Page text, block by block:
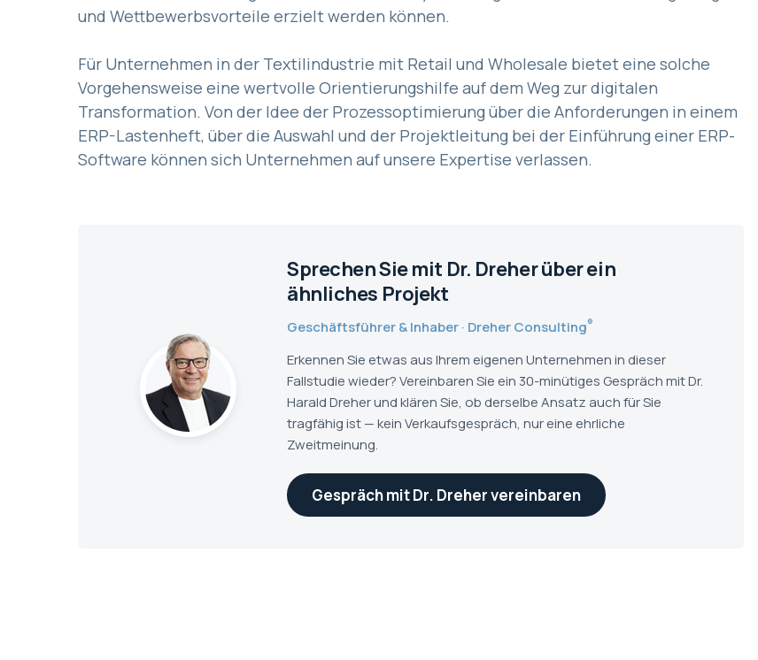
und Wettbewerbsvorteile erzielt werden können.
Für Unternehmen in der Textilindustrie mit Retail und Wholesale bietet eine solche
Vorgehensweise eine wertvolle Orientierungshilfe auf dem Weg zur digitalen
Transformation. Von der Idee der Prozessoptimierung über die Anforderungen in einem
ERP-Lastenheft, über die Auswahl und der Projektleitung bei der Einführung einer ERP-
Software können sich Unternehmen auf unsere Expertise verlassen.
Sprechen Sie mit Dr. Dreher über ein
ähnliches Projekt
Geschäftsführer & Inhaber · Dreher Consulting®
Erkennen Sie etwas aus Ihrem eigenen Unternehmen in dieser
Fallstudie wieder? Vereinbaren Sie ein 30-minütiges Gespräch mit Dr.
Harald Dreher und klären Sie, ob derselbe Ansatz auch für Sie
tragfähig ist — kein Verkaufsgespräch, nur eine ehrliche
Zweitmeinung.
Gespräch mit Dr. Dreher vereinbaren